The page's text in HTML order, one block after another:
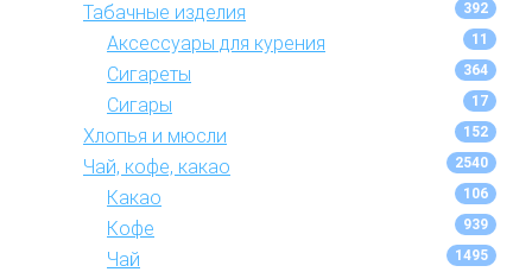
Табачные изделия 392
Аксессуары для курения 11
Сигареты 364
Сигары 17
Хлопья и мюсли 152
Чай, кофе, какао 2540
Какао 106
Кофе 939
Чай 1495